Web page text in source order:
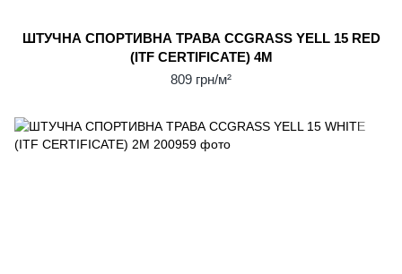
ШТУЧНА СПОРТИВНА ТРАВА CCGRASS YELL 15 RED
(ITF CERTIFICATE) 4М
809 грн/м²